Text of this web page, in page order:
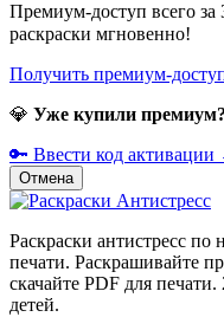
Премиум-доступ всего
раскраски мгновенно!
Получить премиум-
💎 Уже купили премиум?
🔑 Ввести код активации
Отмена
Раскраски антистресс
печати. Раскрашивайте
скачайте PDF для
детей.